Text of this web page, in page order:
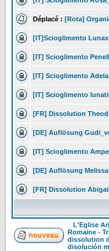
Déplacé : [Rota]
[IT]Scioglimento
[IT] Scioglimento
[IT] Scioglimento
[IT] Scioglimento
[FR] Dissolution
[DE] Auflösung
[IT] Scioglimento
[DE] Auflösung
[FR] Dissolution
L'Eglise
Romaine -
dissolution
disolución